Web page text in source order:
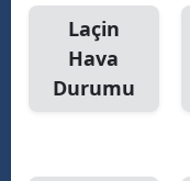
Laçin
Hava
Durumu